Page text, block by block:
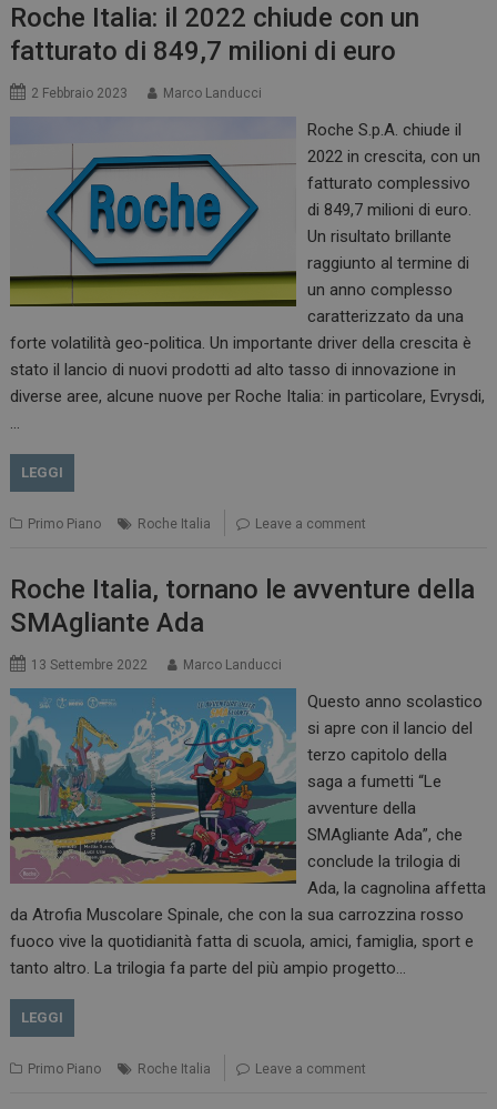
Roche Italia: il 2022 chiude con un
fatturato di 849,7 milioni di euro
2 Febbraio 2023 Marco Landucci
Roche S.p.A. chiude il
2022 in crescita, con un
fatturato complessivo
di 849,7 milioni di euro.
Un risultato brillante
raggiunto al termine di
un anno complesso
caratterizzato da una
forte volatilità geo-politica. Un importante driver della crescita è
stato il lancio di nuovi prodotti ad alto tasso di innovazione in
diverse aree, alcune nuove per Roche Italia: in particolare, Evrysdi,
LEGGI
Primo Piano Roche Italia Leave a comment
Roche Italia, tornano le avventure della
SMAgliante Ada
13 Settembre 2022 Marco Landucci
Questo anno scolastico
si apre con il lancio del
terzo capitolo della
saga a fumetti “Le
avventure della
SMAgliante Ada”, che
conclude la trilogia di
Ada, la cagnolina affetta
da Atrofia Muscolare Spinale, che con la sua carrozzina rosso
fuoco vive la quotidianità fatta di scuola, amici, famiglia, sport e
tanto altro. La trilogia fa parte del più ampio progetto…
LEGGI
Primo Piano Roche Italia Leave a comment